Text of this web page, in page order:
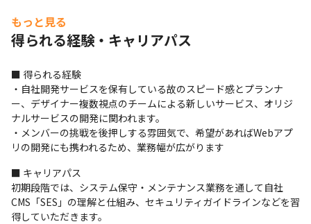
支給PC
Windows
もっと見る
得られる経験・キャリアパス
■ 得られる経験
・自社開発サービスを保有している故のスピード感とプランナ
ー、デザイナー複数視点のチームによる新しいサービス、オリジ
ナルサービスの開発に関われます。
・メンバーの挑戦を後押しする雰囲気で、希望があればWebアプ
リの開発にも携われるため、業務幅が広がります
■ キャリアパス
初期段階では、システム保守・メンテナンス業務を通して自社
CMS「SES」の理解と仕組み、セキュリティガイドラインなどを習
得していただきます。